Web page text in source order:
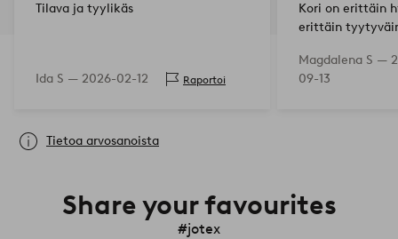
Tilava ja tyylikäs
Ida S — 2026-02-12 Raportoi
Kori on erittäin
erittäin
Magdalena S —
09-13
Tietoa arvosanoista
Share your favourites
#jotex